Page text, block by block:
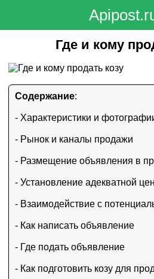
Вход в
Где и кому
Содержание:
- Характеристики и
- Рынок и каналы продажи
- Размещение объявления в
- Установление адекватной
- Взаимодействие с
- Как написать объявление
- Где подать объявление
- Как подготовить козу для